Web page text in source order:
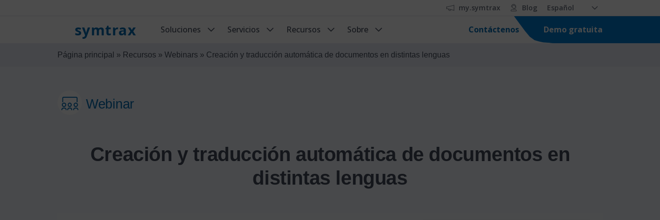
my.symtrax Blog Español
symtrax Soluciones Servicios Recursos Sobre Contáctenos Demo gratuita
Página principal » Recursos » Webinars » Creación y traducción automática de documentos en distintas lenguas
Webinar
Creación y traducción automática de documentos en
distintas lenguas